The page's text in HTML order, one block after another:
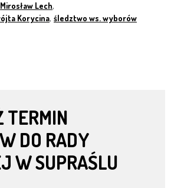
Mirosław Lech,
Korycina, śledztwo ws. wyborów
TERMIN
DO RADY
W SUPRAŚLU